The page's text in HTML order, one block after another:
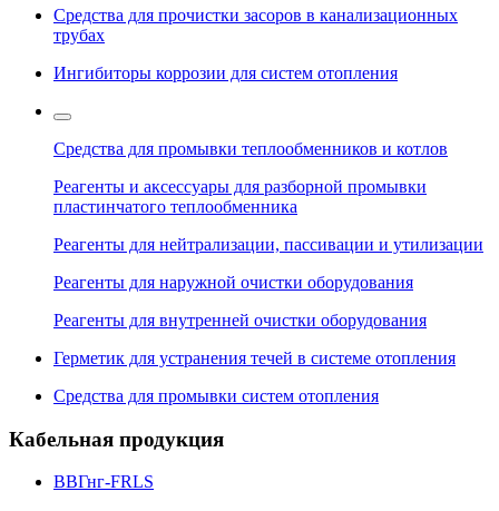
Средства для прочистки засоров в канализационных
трубах
Ингибиторы коррозии для систем отопления
Средства для промывки теплообменников и котлов
Реагенты и аксессуары для разборной промывки
пластинчатого теплообменника
Реагенты для нейтрализации, пассивации и утилизации
Реагенты для наружной очистки оборудования
Реагенты для внутренней очистки оборудования
Герметик для устранения течей в системе отопления
Средства для промывки систем отопления
Кабельная продукция
ВВГнг-FRLS